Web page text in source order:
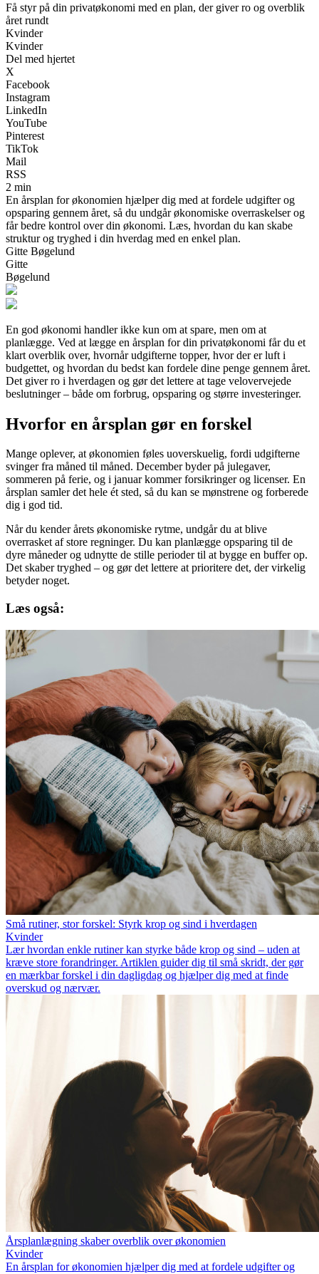
Få styr på din privatøkonomi med en plan, der giver ro og overblik
året rundt
Kvinder
Kvinder
Del med hjertet
X
Facebook
Instagram
LinkedIn
YouTube
Pinterest
TikTok
Mail
RSS
2 min
En årsplan for økonomien hjælper dig med at fordele udgifter og
opsparing gennem året, så du undgår økonomiske overraskelser og
får bedre kontrol over din økonomi. Læs, hvordan du kan skabe
struktur og tryghed i din hverdag med en enkel plan.
Gitte Bøgelund
Gitte
Bøgelund
En god økonomi handler ikke kun om at spare, men om at
planlægge. Ved at lægge en årsplan for din privatøkonomi får du et
klart overblik over, hvornår udgifterne topper, hvor der er luft i
budgettet, og hvordan du bedst kan fordele dine penge gennem året.
Det giver ro i hverdagen og gør det lettere at tage velovervejede
beslutninger – både om forbrug, opsparing og større investeringer.
Hvorfor en årsplan gør en forskel
Mange oplever, at økonomien føles uoverskuelig, fordi udgifterne
svinger fra måned til måned. December byder på julegaver,
sommeren på ferie, og i januar kommer forsikringer og licenser. En
årsplan samler det hele ét sted, så du kan se mønstrene og forberede
dig i god tid.
Når du kender årets økonomiske rytme, undgår du at blive
overrasket af store regninger. Du kan planlægge opsparing til de
dyre måneder og udnytte de stille perioder til at bygge en buffer op.
Det skaber tryghed – og gør det lettere at prioritere det, der virkelig
betyder noget.
Læs også:
Små rutiner, stor forskel: Styrk krop og sind i hverdagen
Kvinder
Lær hvordan enkle rutiner kan styrke både krop og sind – uden at
kræve store forandringer. Artiklen guider dig til små skridt, der gør
en mærkbar forskel i din dagligdag og hjælper dig med at finde
overskud og nærvær.
Årsplanlægning skaber overblik over økonomien
Kvinder
En årsplan for økonomien hjælper dig med at fordele udgifter og